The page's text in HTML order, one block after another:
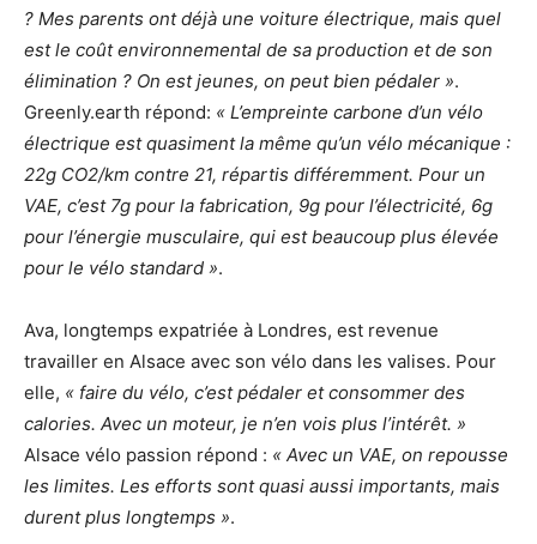
? Mes parents ont déjà une voiture électrique, mais quel
est le coût environnemental de sa production et de son
élimination ? On est jeunes, on peut bien pédaler ».
Greenly.earth répond: « L’empreinte carbone d’un vélo
électrique est quasiment la même qu’un vélo mécanique :
22g CO2/km contre 21, répartis différemment. Pour un
VAE, c’est 7g pour la fabrication, 9g pour l’électricité, 6g
pour l’énergie musculaire, qui est beaucoup plus élevée
pour le vélo standard ».
Ava, longtemps expatriée à Londres, est revenue
travailler en Alsace avec son vélo dans les valises. Pour
elle, « faire du vélo, c’est pédaler et consommer des
calories. Avec un moteur, je n’en vois plus l’intérêt. »
Alsace vélo passion répond : « Avec un VAE, on repousse
les limites. Les efforts sont quasi aussi importants, mais
durent plus longtemps ».